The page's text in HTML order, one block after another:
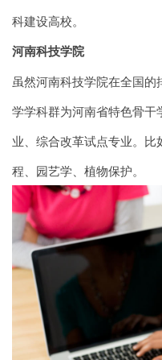
科建设高校。
河南科技学院
虽然河南科技学院在全国
学学科群为河南省特色骨
业、综合改革试点专业。
程、园艺学、植物保护。